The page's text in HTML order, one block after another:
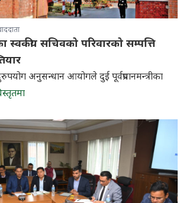
स्वकीय सचिवको परिवारको सम्पत्ति
अनुसन्धान आयोगले दुई पूर्वप्रधानमन्त्रीका